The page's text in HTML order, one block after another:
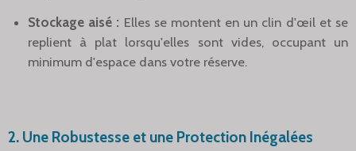
Stockage aisé : Elles se montent en un clin d'œil et se
replient à plat lorsqu'elles sont vides, occupant un
minimum d'espace dans votre réserve.
2. Une Robustesse et une Protection Inégalées